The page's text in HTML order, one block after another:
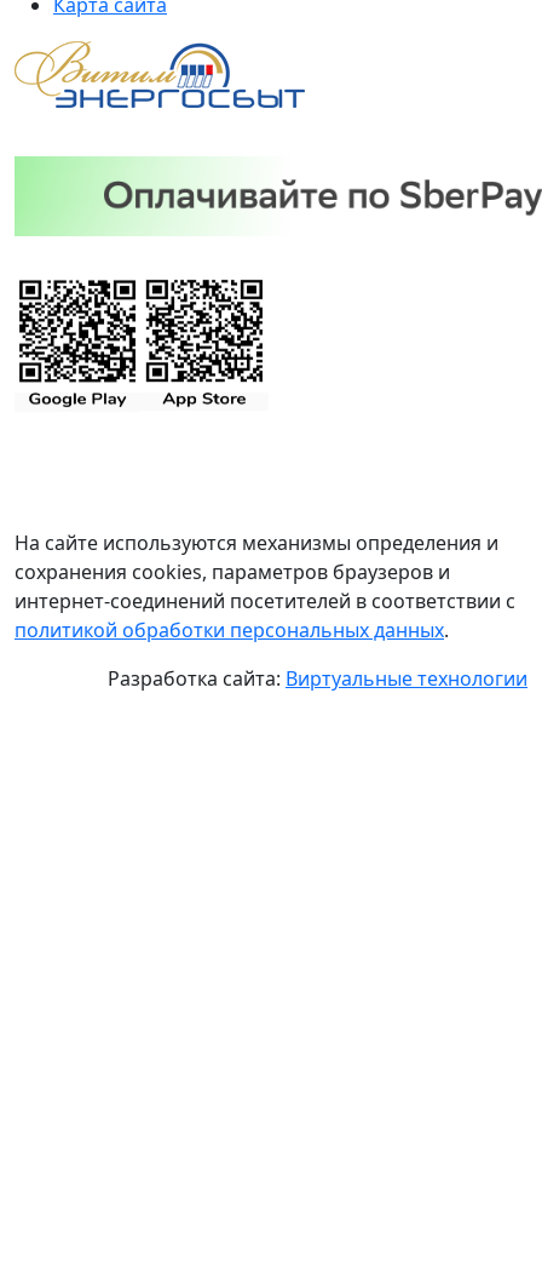
На сайте используются механизмы определения и
сохранения cookies, параметров браузеров и
интернет-соединений посетителей в соответствии с
политикой обработки персональных данных.
Разработка сайта: Виртуальные технологии